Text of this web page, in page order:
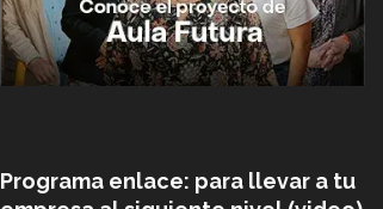
Programa enlace: para llevar a tu